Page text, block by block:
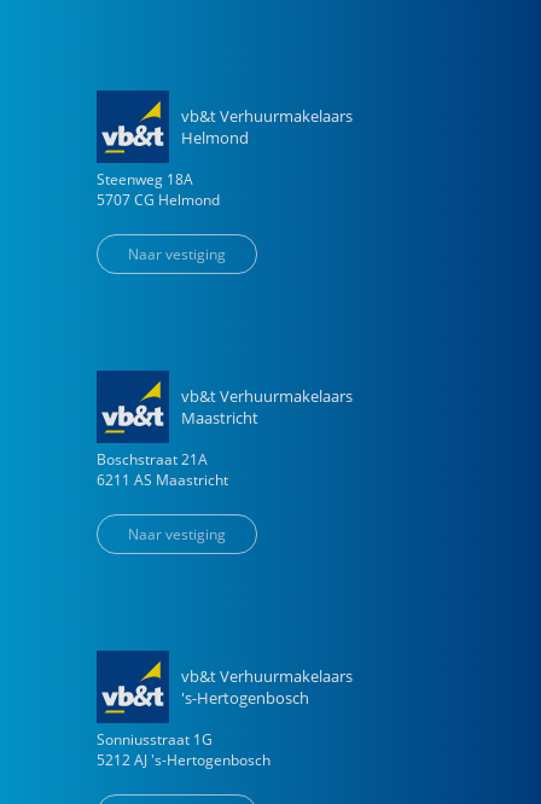
vb&t Verhuurmakelaars
Helmond
Steenweg 18A
5707 CG Helmond
Naar vestiging
vb&t Verhuurmakelaars
Maastricht
Boschstraat 21A
6211 AS Maastricht
Naar vestiging
vb&t Verhuurmakelaars
's-Hertogenbosch
Sonniusstraat 1G
5212 AJ 's-Hertogenbosch